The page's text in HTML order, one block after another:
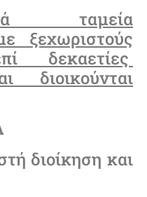
ταμεία
ξεχωριστούς
δεκαετίες
διοικούνται
διοίκηση και